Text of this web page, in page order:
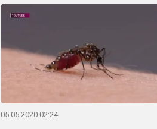
05.05.2020 02:24